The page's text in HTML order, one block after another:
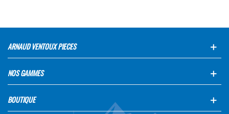
ARNAUD VENTOUX PIECES
NOS GAMMES
BOUTIQUE